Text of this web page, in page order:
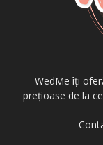
WedMe îți
prețioase de la